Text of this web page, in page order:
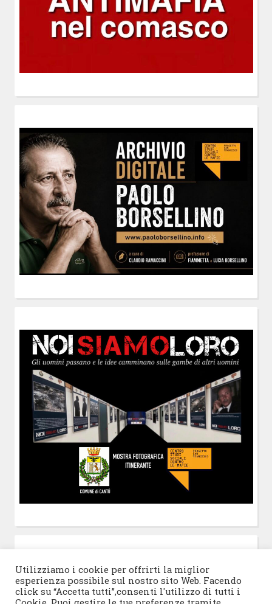
Utilizziamo i cookie per offrirti la miglior
esperienza possibile sul nostro sito Web. Facendo
click su “Accetta tutti”,consenti l'utilizzo di tutti i